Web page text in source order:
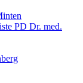
PD Dr. med.